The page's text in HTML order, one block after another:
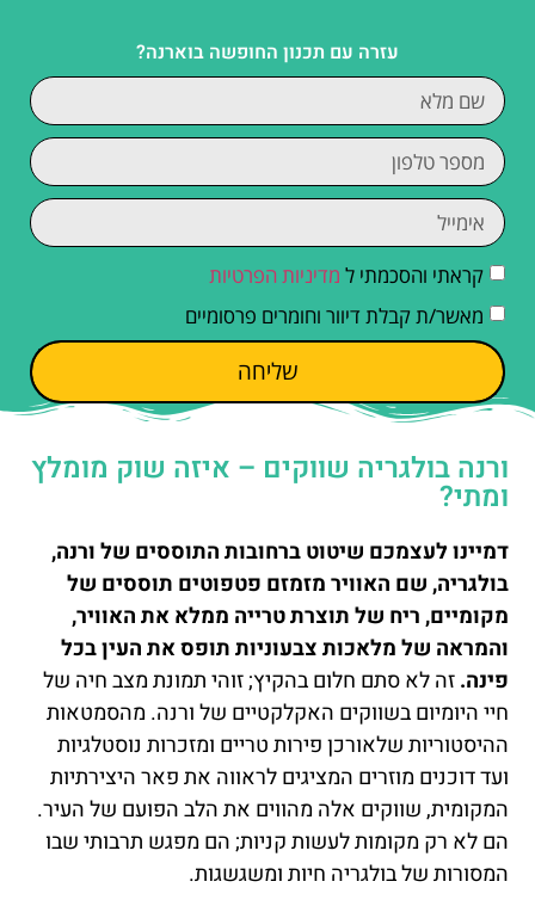
עזרה עם תכנון החופשה בוארנה?
קראתי והסכמתי ל מדיניות הפרטיות
מאשר/ת קבלת דיוור וחומרים פרסומיים
שליחה
ורנה בולגריה שווקים – איזה שוק מומלץ
ומתי?
דמיינו לעצמכם שיטוט ברחובות התוססים של ורנה,
בולגריה, שם האוויר מזמזם פטפוטים תוססים של
מקומיים, ריח של תוצרת טרייה ממלא את האוויר,
והמראה של מלאכות צבעוניות תופס את העין בכל
פינה.זה לא סתם חלום בהקיץ; זוהי תמונת מצב חיה של
חיי היומיום בשווקים האקלקטיים של ורנה. מהסמטאות
ההיסטוריות שלאורכן פירות טריים ומזכרות נוסטלגיות
ועד דוכנים מוזרים המציגים לראווה את פאר היצירתיות
המקומית, שווקים אלה מהווים את הלב הפועם של העיר.
הם לא רק מקומות לעשות קניות; הם מפגש תרבותי שבו
המסורות של בולגריה חיות ומשגשגות.